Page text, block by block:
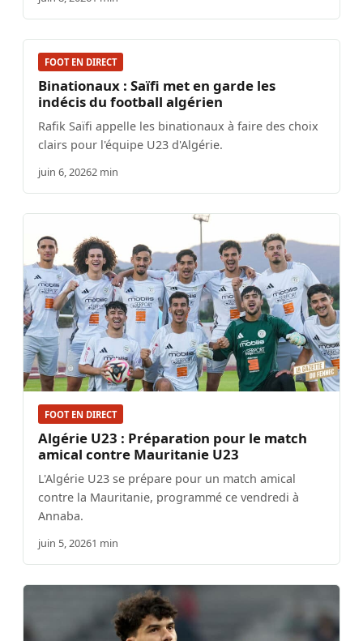
FOOT EN DIRECT
Binationaux : Saïfi met en garde les
indécis du football algérien
Rafik Saïfi appelle les binationaux à faire des choix
clairs pour l'équipe U23 d'Algérie.
juin 6, 20262 min
FOOT EN DIRECT
Algérie U23 : Préparation pour le match
amical contre Mauritanie U23
L'Algérie U23 se prépare pour un match amical
contre la Mauritanie, programmé ce vendredi à
Annaba.
juin 5, 20261 min